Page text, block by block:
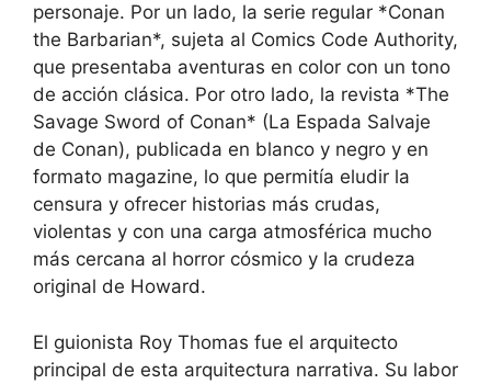
personaje. Por un lado, la serie regular *Conan
the Barbarian*, sujeta al Comics Code Authority,
que presentaba aventuras en color con un tono
de acción clásica. Por otro lado, la revista *The
Savage Sword of Conan* (La Espada Salvaje
de Conan), publicada en blanco y negro y en
formato magazine, lo que permitía eludir la
censura y ofrecer historias más crudas,
violentas y con una carga atmosférica mucho
más cercana al horror cósmico y la crudeza
original de Howard.
El guionista Roy Thomas fue el arquitecto
principal de esta arquitectura narrativa. Su labor